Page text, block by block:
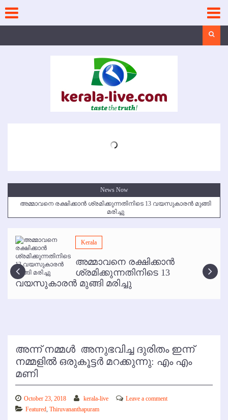
content
News Now
അമ്മാവനെ രക്ഷിക്കാന്‍ ശ്രമിക്കുന്നതിനിടെ 13 വയസുകാരന്‍ മുങ്ങി
മരിച്ചു
മമ്പുറം ആണ്ടു നേര്‍ച്ച ജൂണ്‍ 17 മുതല്‍
ഇനി രമേശ് പിഷാരടി സ്റ്റേജ് ഷോകള്‍ക്ക് ഇല്ല
കോഴിക്കോട് വിമാനത്താവളത്തില്‍ അനധികൃത പാര്‍ക്കിംഗ് പിരിവ് :
പരാതി തള്ളി
Kerala
അമ്മാവനെ രക്ഷിക്കാന്‍
ശ്രമിക്കുന്നതിനിടെ 13
വയസുകാരന്‍ മുങ്ങി മരിച്ചു
അന്ന് നമ്മള്‍ ‍ അനുഭവിച്ച ദുരിതം ഇന്ന്
നമ്മളില്‍ ഒരുകൂട്ടര്‍ മറക്കുന്നു: എം എം
മണി
October 23, 2018 kerala-live
Leave a comment
Featured Thiruvananthapuram